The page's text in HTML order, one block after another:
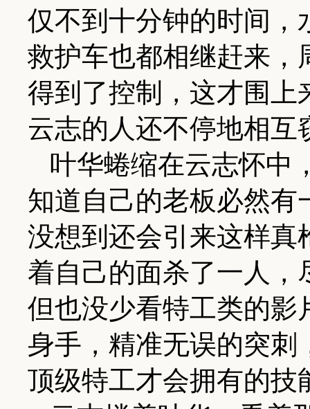
仅不到十分钟的时间，
救护车也都相继赶来，
得到了控制，这才围上
云志的人还不停地相互
叶华蜷缩在云志怀中
知道自己的老板必然有
没想到还会引来这样真
着自己的面杀了一人，
但也没少看特工类的影
身手，精准无误的突刺
顶级特工才会拥有的技